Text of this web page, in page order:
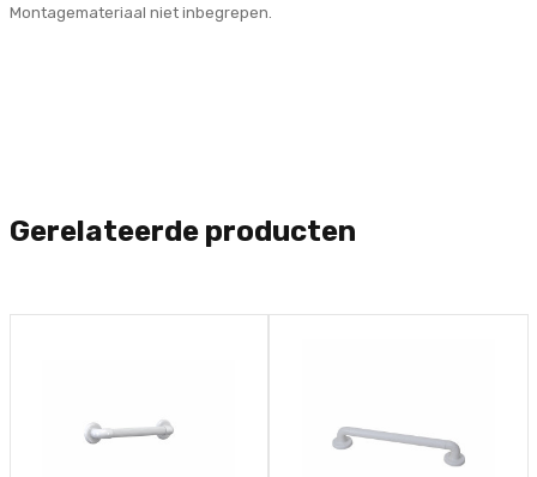
Montagemateriaal niet inbegrepen.
Gerelateerde producten